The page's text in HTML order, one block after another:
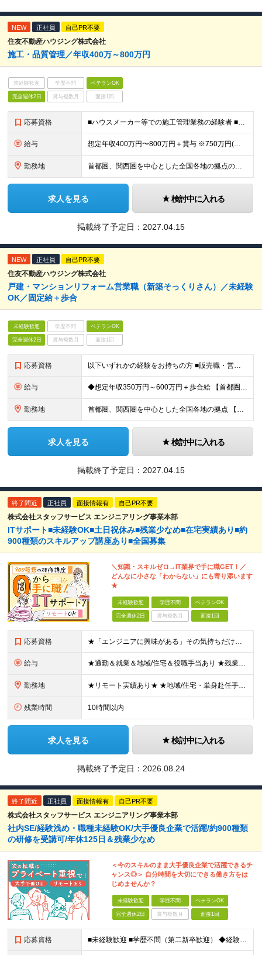
NEW 正社員 自己PR不要
住友不動産ハウジング株式会社
施⼯・品質管理／年収400万～800万円
未経験歓迎 学歴不問 ベテランOK
完全週休2日 賞与複数月 面接1回
応募資格 ■ハウスメーカー等での施工管理業務の経験者 ■要 普通運転免許（AT限定可）
給与 想定年収400万円〜800万円＋賞与 ※750万円(⾸都圏・東海圏・大阪・兵庫のみ)、800万円(東京エリアのみ) ※経験、スキルに応じて決定します ※固定残業手当（40時間分／月7万9100円～）
勤務地 首都圏、関西圏を中心とした全国各地の拠点のうち、業務内容・希望にあわせて配属いたします。 ≪注文住宅≫ 【首都圏・東海・関西】 東京、千葉、埼玉、神奈川、茨城、愛知、三重、岐阜、静岡、大阪、京都、
求人を見る 検討中に入れる
掲載終了予定日： 2027.04.15
NEW 正社員 自己PR不要
住友不動産ハウジング株式会社
戸建・マンションリフォーム営業職（新築そっくりさん）／未経験
OK／固定給＋歩合
未経験歓迎 学歴不問 ベテランOK
完全週休2日 賞与複数月 面接1回
応募資格 以下いずれかの経験をお持ちの方 ■販売職・営業職での顧客への提案経験をお持ちの方 ■建築関連の知識をお持ちの方
給与 ◆想定年収350万円～600万円＋歩合給 【首都圏・東海・関西】 月給29.2万円～ （固定給25万円＋定額歩合給4万2千円、固定残業手当月約57時間分9万2700円含む） 【その他】 月給27.
勤務地 首都圏、関西圏を中心とした全国各地の拠点 【首都圏・東海・関西】 東京、千葉、埼玉、神奈川、茨城、愛知、三重、岐阜、静岡、大阪、京都、奈良、滋賀、兵庫 【その他】 栃木、群馬、北海道、宮城、新潟、
求人を見る 検討中に入れる
掲載終了予定日： 2027.04.15
終了間近 正社員 面接情報有 自己PR不要
株式会社スタッフサービス エンジニアリング事業本部
ITサポート■未経験OK■土日祝休み■残業少なめ■在宅実績あり■約
900種類のスキルアップ講座あり■全国募集
＼知識・スキルゼロ→IT業界で手に職GET！／
どんなに小さな「わからない」にも寄り添います
★
未経験歓迎 学歴不問 ベテランOK
完全週休2日 賞与複数月 面接1回
応募資格 ★「エンジニアに興味がある」その気持ちだけでOK！ ■学歴不問 ■IT知識・実務経験は一切不問！未経験・第二新卒大歓迎 ★ITサポート・IT事務やエンジニアの経験をお持ちの方は優遇します！ 地方在住
給与 ★通勤＆就業＆地域/住宅＆役職手当あり ★残業代は全額支給 ★選べる給与制度あり！ ■東京・神奈川・千葉・埼玉勤務の場合 月給24.5万円～55万円＋諸手当 （残業代は全額支給） (20,000円の
勤務地 ★リモート実績あり★ ★地域/住宅・単身赴任手当などサポートも万全 ★転任費用や寮・社宅制度も完備しています ★勤務地については希望を考慮の上、決定します 『地元で働きたい』『新天地で挑戦したい』と
残業時間 10時間以内
求人を見る 検討中に入れる
掲載終了予定日： 2026.08.24
終了間近 正社員 面接情報有 自己PR不要
株式会社スタッフサービス エンジニアリング事業本部
社内SE/経験浅め・職種未経験OK/大手優良企業で活躍/約900種類
の研修を受講可/年休125日＆残業少なめ
＜今のスキルのまま大手優良企業で活躍できるチ
ャンス◎＞ 自分時間を大切にできる働き方をは
じめませんか？
未経験歓迎 学歴不問 ベテランOK
完全週休2日 賞与複数月 面接1回
応募資格 ■未経験歓迎 ■学歴不問（第二新卒歓迎） ◆経験は一切問いません ◆転職回数・ブランク期間も不問 ◆面接というよりは“リラックス面談”です ≪こんな方をお待ちしています≫ ・地道にコツコツ作業が得